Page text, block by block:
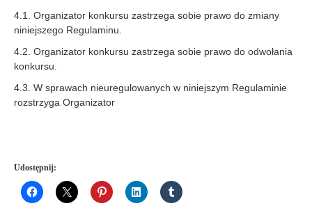
4.1. Organizator konkursu zastrzega sobie prawo do zmiany
niniejszego Regulaminu.
4.2. Organizator konkursu zastrzega sobie prawo do odwołania
konkursu.
4.3. W sprawach nieuregulowanych w niniejszym Regulaminie
rozstrzyga Organizator
Udostępnij: